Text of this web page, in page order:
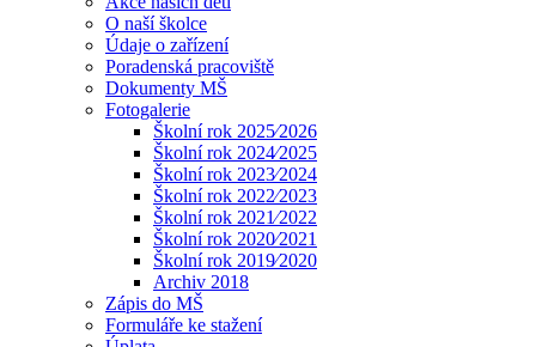
O naší školce
Údaje o zařízení
Poradenská pracoviště
Dokumenty MŠ
Fotogalerie
Školní rok 2025⁄2026
Školní rok 2024⁄2025
Školní rok 2023⁄2024
Školní rok 2022⁄2023
Školní rok 2021⁄2022
Školní rok 2020⁄2021
Školní rok 2019⁄2020
Archiv 2018
Zápis do MŠ
Formuláře ke stažení